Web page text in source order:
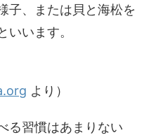
子、または貝と海松を
いいます。
より）
る習慣はあまりない